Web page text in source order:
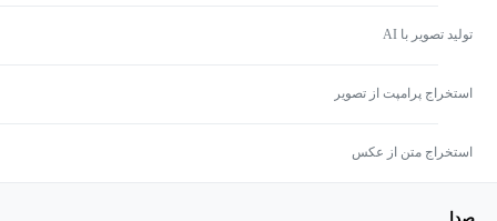
تولید تصویر با AI
استخراج پرامپت از تصویر
استخراج متن از عکس